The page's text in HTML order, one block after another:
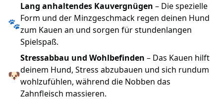
🐾
Lang anhaltendes Kauvergnügen – Die spezielle
Form und der Minzgeschmack regen deinen Hund
zum Kauen an und sorgen für stundenlangen
Spielspaß.
🐶
Stressabbau und Wohlbefinden – Das Kauen hilft
deinem Hund, Stress abzubauen und sich rundum
wohlzufühlen, während die Nobben das
Zahnfleisch massieren.